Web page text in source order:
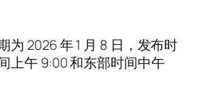
为 2026 年 1 月 8 日，发布时
上午 9:00 和东部时间中午